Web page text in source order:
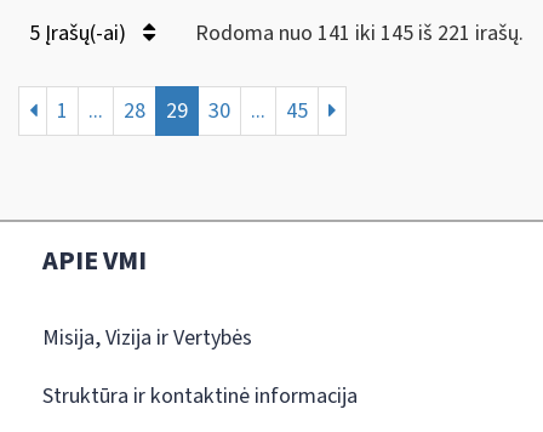
5 Įrašų(-ai) Rodoma nuo 141 iki 145 iš 221 irašų.
1 ... 28 29 30 ... 45
APIE VMI
Misija, Vizija ir Vertybės
Struktūra ir kontaktinė informacija